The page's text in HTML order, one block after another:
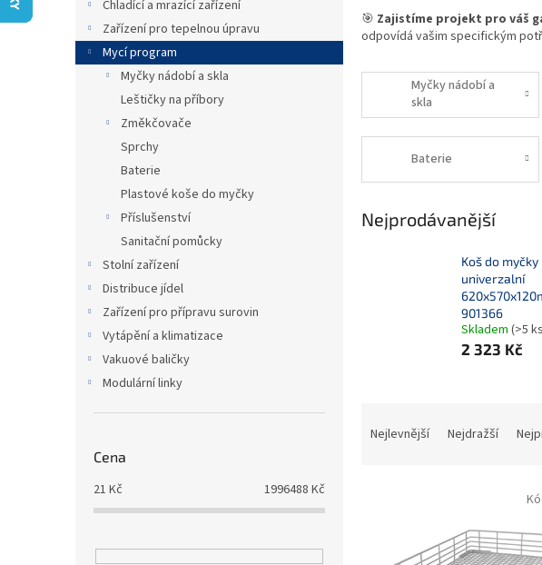
Chladící a mrazící zařízení
Zařízení pro tepelnou úpravu
Mycí program
Myčky nádobí a skla
Leštičky na příbory
Změkčovače
Sprchy
Baterie
Plastové koše do myčky
Příslušenství
Sanitační pomůcky
Stolní zařízení
Distribuce jídel
Zařízení pro přípravu surovin
Vytápění a klimatizace
Vakuové baličky
Modulární linky
Cena
21 Kč 1996488 Kč
🎯 Zajistíme projekt pro váš
odpovídá vašim specifickým
Myčky nádobí a
skla
Baterie
Nejprodávanější
Koš do myčky
univerzalní
901366
Skladem (>5
2 323 Kč
Nejlevnější Nejdražší